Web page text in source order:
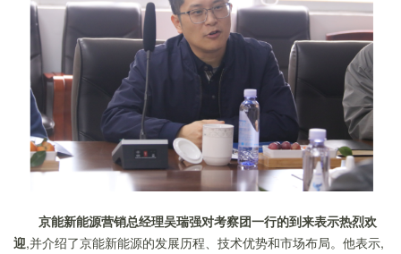
京能新能源营销总经理吴瑞强对考察团一行的到来表示热烈欢
迎,并介绍了京能新能源的发展历程、技术优势和市场布局。他表示,